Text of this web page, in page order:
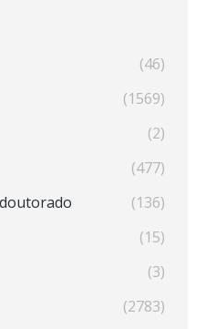
(46)
(1569)
(2)
(477)
(136)
(15)
(3)
(2783)